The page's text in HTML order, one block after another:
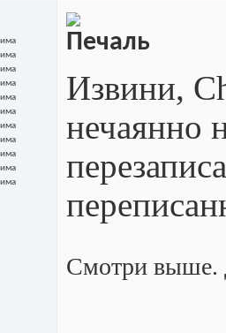
Извини,
нечаянно
Смотри выше.